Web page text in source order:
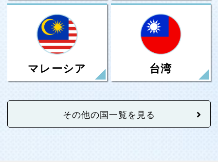
マレーシア 台湾
その他の国一覧を見る